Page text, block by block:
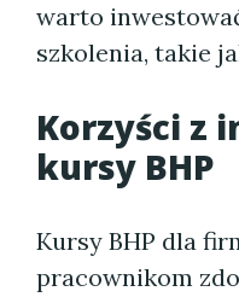
warto
szkolenia, takie
Korzyści z
kursy BHP
Kursy BHP dla
pracownikom